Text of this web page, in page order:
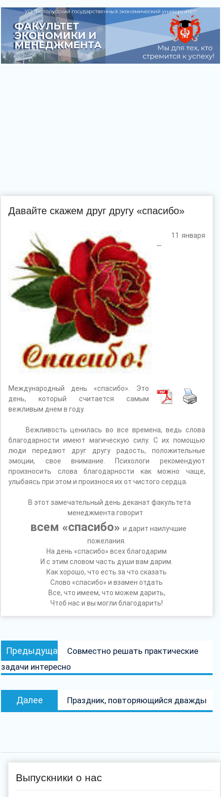
Давайте скажем друг другу «спасибо»
11 января
—
Международный день «спасибо». Это
день, который считается самым
вежливым днем в году.
Вежливость ценилась во все времена, ведь слова
благодарности имеют магическую силу. С их помощью
люди передают друг другу радость, положительные
эмоции, свое внимание. Психологи рекомендуют
произносить слова благодарности как можно чаще,
улыбаясь при этом и произнося их от чистого сердца.
В этот замечательный день деканат факультета
менеджмента говорит
всем «спасибо» и дарит наилучшие
пожелания.
На день «спасибо» всех благодарим
И с этим словом часть души вам дарим.
Как хорошо, что есть за что сказать
Слово «спасибо» и взамен отдать
Все, что имеем, что можем дарить,
Чтоб нас и вы могли благодарить!
Навигация
по
записям
Предыдущая
запись:
Совместно решать практические
задачи интересно
Далее
запись:
Праздник, повторяющийся дважды
Выпускники о нас